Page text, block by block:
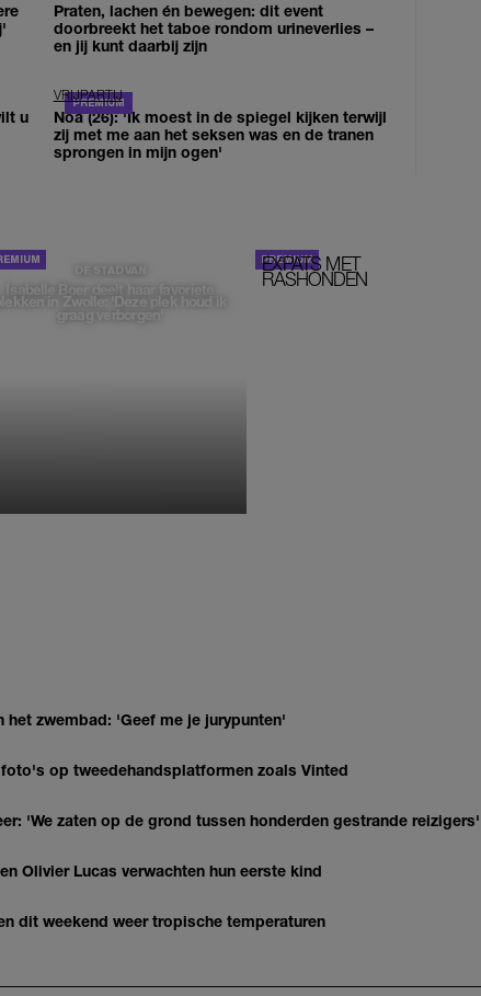
Praten, lachen én bewegen: dit event
doorbreekt het taboe rondom urineverlies –
en jij kunt daarbij zijn
u
VRIJPARTIJ
Noa (26): 'Ik moest in de spiegel kijken terwijl
zij met me aan het seksen was en de tranen
sprongen in mijn ogen'
DE STAD VAN
Isabelle Boer deelt haar favoriete
in Zwolle: 'Deze plek houd ik
graag verborgen'
EXPATS MET
RASHONDEN
zwembad: 'Geef me je jurypunten'
op tweedehandsplatformen zoals Vinted
'We zaten op de grond tussen honderden gestrande reizigers'
Olivier Lucas verwachten hun eerste kind
dit weekend weer tropische temperaturen